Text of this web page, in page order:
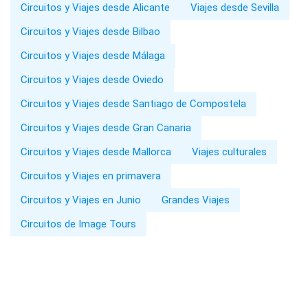
Circuitos y Viajes desde Alicante
Viajes desde Sevilla
Circuitos y Viajes desde Bilbao
Circuitos y Viajes desde Málaga
Circuitos y Viajes desde Oviedo
Circuitos y Viajes desde Santiago de Compostela
Circuitos y Viajes desde Gran Canaria
Circuitos y Viajes desde Mallorca
Viajes culturales
Circuitos y Viajes en primavera
Circuitos y Viajes en Junio
Grandes Viajes
Circuitos de Image Tours